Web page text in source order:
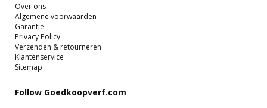
Over ons
Algemene voorwaarden
Garantie
Privacy Policy
Verzenden & retourneren
Klantenservice
Sitemap
Follow Goedkoopverf.com